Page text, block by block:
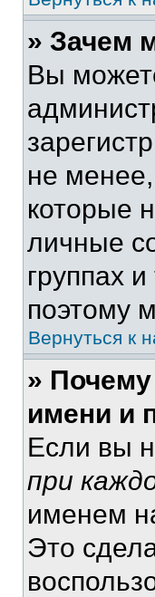
» Зачем
Вы
не
которые
личные
группах
поэтому
Вернуться к
»
имени и
Если вы
при
именем
Это